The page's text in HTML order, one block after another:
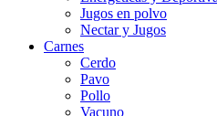
Jugos en polvo
Nectar y Jugos
Carnes
Cerdo
Pavo
Pollo
Vacuno